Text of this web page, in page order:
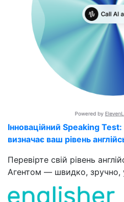
Інноваційний Speaking
визначає ваш рівень
Перевірте свій рівень
Агентом — швидко, зручно,